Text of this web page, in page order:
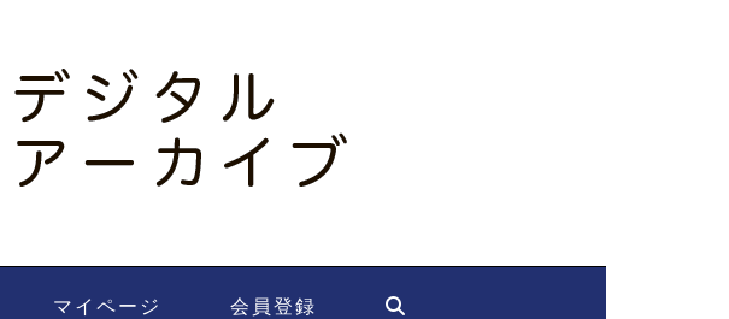
マイページ 会員登録